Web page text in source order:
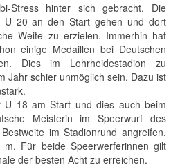
Stress hinter sich gebracht. Die
U 20 an den Start gehen und dort
Weite zu erzielen. Immerhin hat
einige Medaillen bei Deutschen
Dies im Lohrheidestadion zu
Jahr schier unmöglich sein. Dazu ist
U 18 am Start und dies auch beim
Meisterin im Speerwurf des
im Stadionrund angreifen.
Für beide Speerwerferinnen gilt
der besten Acht zu erreichen.